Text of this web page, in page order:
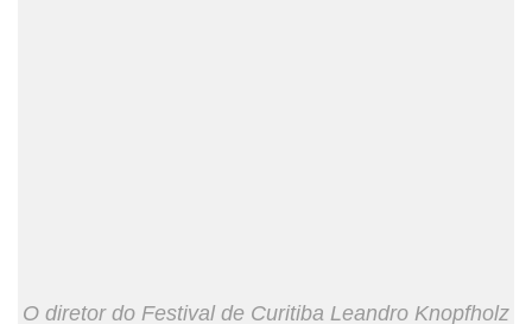
O diretor do Festival de Curitiba Leandro Knopfholz